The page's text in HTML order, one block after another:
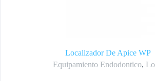
Localizador De Apice WP
Equipamiento Endodontico,